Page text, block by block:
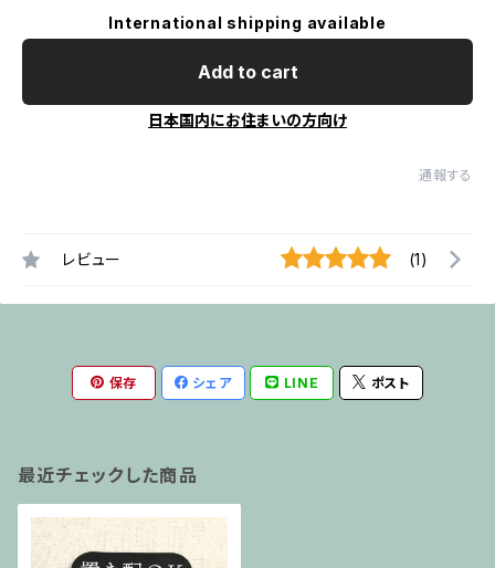
International shipping available
Add to cart
日本国内にお住まいの方向け
通報する
レビュー (1)
保存 シェア LINE ポスト
最近チェックした商品